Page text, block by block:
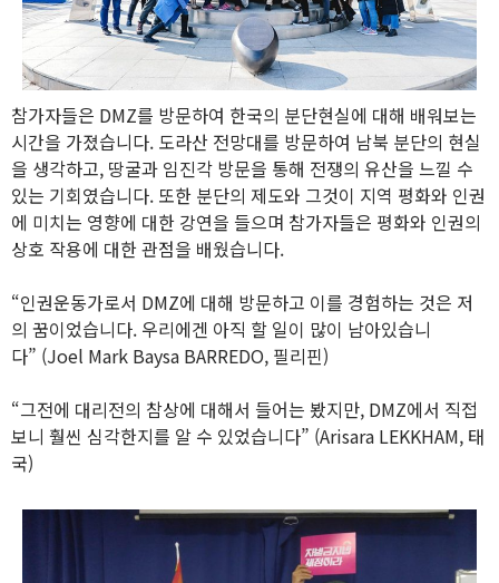
참가자들은 DMZ를 방문하여 한국의 분단현실에 대해 배워보는
시간을 가졌습니다. 도라산 전망대를 방문하여 남북 분단의 현실
을 생각하고, 땅굴과 임진각 방문을 통해 전쟁의 유산을 느낄 수
있는 기회였습니다. 또한 분단의 제도와 그것이 지역 평화와 인권
에 미치는 영향에 대한 강연을 들으며 참가자들은 평화와 인권의
상호 작용에 대한 관점을 배웠습니다.
“인권운동가로서 DMZ에 대해 방문하고 이를 경험하는 것은 저
의 꿈이었습니다. 우리에겐 아직 할 일이 많이 남아있습니
다” (Joel Mark Baysa BARREDO, 필리핀)
“그전에 대리전의 참상에 대해서 들어는 봤지만, DMZ에서 직접
보니 훨씬 심각한지를 알 수 있었습니다” (Arisara LEKKHAM, 태
국)